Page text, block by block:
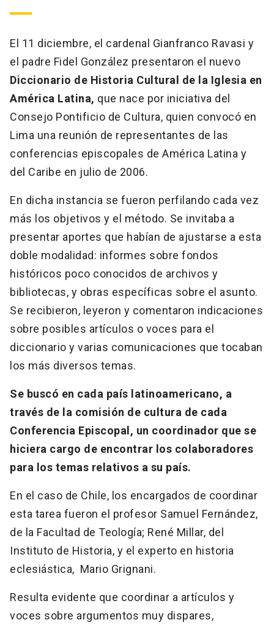
Alumni
Padres y familia
Vecinos launch
Correo UC launch
Mi Portal UC launch
Medios Biblioteca launch
El 11 diciembre, el cardenal Gianfranco Ravasi y
el padre Fidel González presentaron el nuevo
Diccionario de Historia Cultural de la Iglesia en
América Latina, que nace por iniciativa del
Consejo Pontificio de Cultura, quien convocó en
Lima una reunión de representantes de las
conferencias episcopales de América Latina y
del Caribe en julio de 2006.
En dicha instancia se fueron perfilando cada vez
más los objetivos y el método. Se invitaba a
presentar aportes que habían de ajustarse a esta
doble modalidad: informes sobre fondos
históricos poco conocidos de archivos y
bibliotecas, y obras específicas sobre el asunto.
Se recibieron, leyeron y comentaron indicaciones
sobre posibles artículos o voces para el
diccionario y varias comunicaciones que tocaban
los más diversos temas.
Se buscó en cada país latinoamericano, a
través de la comisión de cultura de cada
Conferencia Episcopal, un coordinador que se
hiciera cargo de encontrar los colaboradores
para los temas relativos a su país.
En el caso de Chile, los encargados de coordinar
esta tarea fueron el profesor Samuel Fernández,
de la Facultad de Teología; René Millar, del
Instituto de Historia, y el experto en historia
eclesiástica, Mario Grignani.
Resulta evidente que coordinar a artículos y
voces sobre argumentos muy dispares,